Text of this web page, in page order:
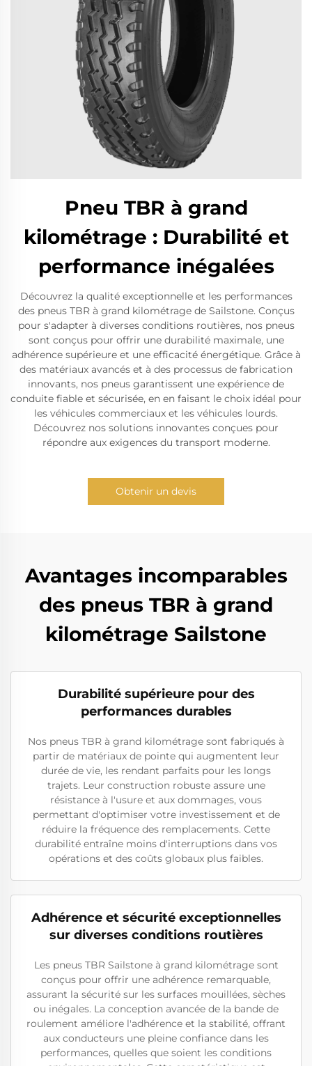
Pneu TBR à grand
kilométrage : Durabilité et
performance inégalées
Découvrez la qualité exceptionnelle et les performances
des pneus TBR à grand kilométrage de Sailstone. Conçus
pour s'adapter à diverses conditions routières, nos pneus
sont conçus pour offrir une durabilité maximale, une
adhérence supérieure et une efficacité énergétique. Grâce à
des matériaux avancés et à des processus de fabrication
innovants, nos pneus garantissent une expérience de
conduite fiable et sécurisée, en en faisant le choix idéal pour
les véhicules commerciaux et les véhicules lourds.
Découvrez nos solutions innovantes conçues pour
répondre aux exigences du transport moderne.
Obtenir un devis
Avantages incomparables
des pneus TBR à grand
kilométrage Sailstone
Durabilité supérieure pour des
performances durables
Nos pneus TBR à grand kilométrage sont fabriqués à
partir de matériaux de pointe qui augmentent leur
durée de vie, les rendant parfaits pour les longs
trajets. Leur construction robuste assure une
résistance à l'usure et aux dommages, vous
permettant d'optimiser votre investissement et de
réduire la fréquence des remplacements. Cette
durabilité entraîne moins d'interruptions dans vos
opérations et des coûts globaux plus faibles.
Adhérence et sécurité exceptionnelles
sur diverses conditions routières
Les pneus TBR Sailstone à grand kilométrage sont
conçus pour offrir une adhérence remarquable,
assurant la sécurité sur les surfaces mouillées, sèches
ou inégales. La conception avancée de la bande de
roulement améliore l'adhérence et la stabilité, offrant
aux conducteurs une pleine confiance dans les
performances, quelles que soient les conditions